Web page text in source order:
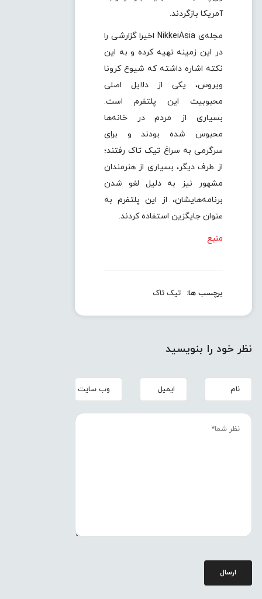
آمریکا بازگردند.
مجله‌ی NikkeiAsia اخیرا گزارشی را
در این زمینه تهیه کرده و به این
نکته اشاره داشته که شیوع کرونا
ویروس، یکی از دلایل اصلی
محبوبیت این پلتفرم است.
بسیاری از مردم در خانه‌ها
محبوس شده بودند و برای
سرگرمی به سراغ تیک تاک رفتند؛
از طرف دیگر، بسیاری از هنرمندان
مشهور نیز به دلیل لغو شدن
برنامه‌هایشان، از این پلتفرم به
عنوان جایگزین استفاده کردند.
منبع
برچسب ها: تیک تاک
نظر خود را بنویسید
ارسال